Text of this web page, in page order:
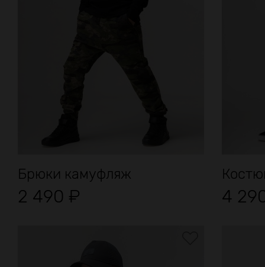
Брюки камуфляж
2 490 ₽ 4